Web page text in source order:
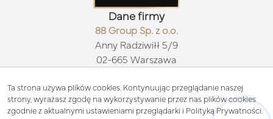
Dane firmy
88 Group Sp. z o.o.
Anny Radziwiłł 5/9
02-665 Warszawa
biuro@88group.pl
511 71 88 88
Ta strona używa plików cookies. Kontynuując przeglądanie naszej
strony, wyrażasz zgodę na wykorzystywanie przez nas plików cookies
zgodnie z aktualnymi ustawieniami przeglądarki i Polityką Prywatności.